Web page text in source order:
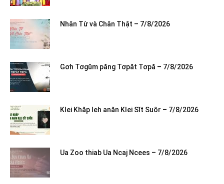
Nhân Từ và Chân Thật – 7/8/2026
Gơh Tơgŭm păng Tơpăt Tơpă – 7/8/2026
Klei Khăp leh anăn Klei Sĭt Suôr – 7/8/2026
Ua Zoo thiab Ua Ncaj Ncees – 7/8/2026